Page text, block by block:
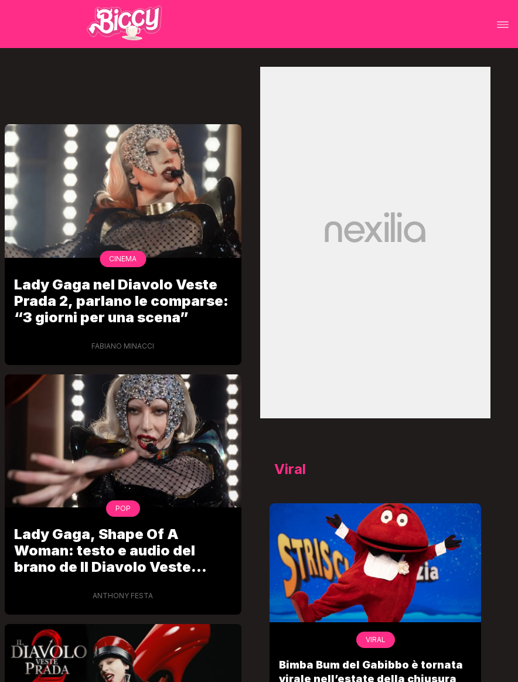
CINEMA
Lady Gaga nel Diavolo Veste
Prada 2, parlano le comparse:
“3 giorni per una scena”
FABIANO MINACCI
POP
Lady Gaga, Shape Of A
Woman: testo e audio del
brano de Il Diavolo Veste
ANTHONY FESTA
Viral
VIRAL
Camilla Milanesi lascia tutto:
“Addio cike mie, siete state una
VIRAL
Bimba Bum del Gabibbo è tornata
virale nell’estate della chiusura